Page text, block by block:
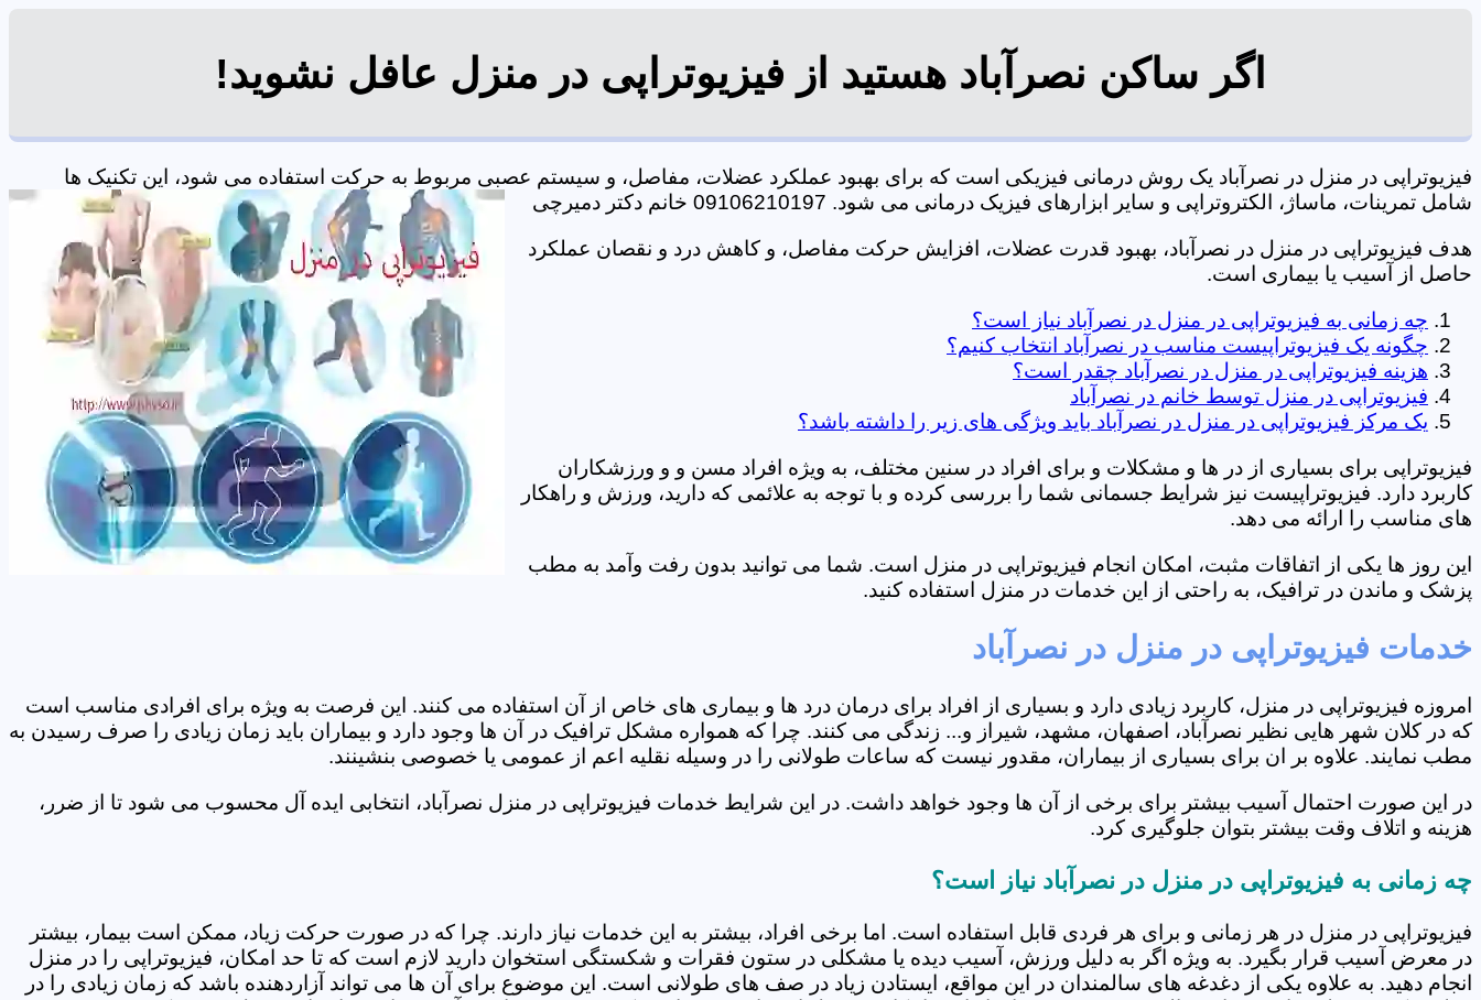
اگر ساکن نصرآباد هستید از فیزیوتراپی در منزل عافل نشوید!
فیزیوتراپی در منزل در نصرآباد یک روش درمانی فیزیکی است که برای بهبود عملکرد عضلات، مفاصل، و سیستم عصبی مربوط به حرکت استفاده می شود، این تکنیک ها
شامل تمرینات، ماساژ، الکتروتراپی و سایر ابزارهای فیزیک درمانی می شود. 09106210197 خانم دکتر دمیرچی
هدف فیزیوتراپی در منزل در نصرآباد، بهبود قدرت عضلات، افزایش حرکت مفاصل، و کاهش درد و نقصان عملکرد
حاصل از آسیب یا بیماری است.
چه زمانی به فیزیوتراپی در منزل در نصرآباد نیاز است؟
چگونه یک فیزیوتراپیست مناسب در نصرآباد انتخاب کنیم؟
هزینه فیزیوتراپی در منزل در نصرآباد چقدر است؟
فیزیوتراپی در منزل توسط خانم در نصرآباد
یک مرکز فیزیوتراپی در منزل در نصرآباد باید ویژگی های زیر را داشته باشد؟
فیزیوتراپی برای بسیاری از در ها و مشکلات و برای افراد در سنین مختلف، به ویژه افراد مسن و و ورزشکاران
کاربرد دارد. فیزیوتراپیست نیز شرایط جسمانی شما را بررسی کرده و با توجه به علائمی که دارید، ورزش و راهکار
های مناسب را ارائه می دهد.
این روز ها یکی از اتفاقات مثبت، امکان انجام فیزیوتراپی در منزل است. شما می توانید بدون رفت وآمد به مطب
پزشک و ماندن در ترافیک، به راحتی از این خدمات در منزل استفاده کنید.
خدمات فیزیوتراپی در منزل در نصرآباد
امروزه فیزیوتراپی در منزل، کاربرد زیادی دارد و بسیاری از افراد برای درمان درد ها و بیماری های خاص از آن استفاده می کنند. این فرصت به ویژه برای افرادی مناسب است
که در کلان شهر هایی نظیر نصرآباد، اصفهان، مشهد، شیراز و... زندگی می کنند. چرا که همواره مشکل ترافیک در آن ها وجود دارد و بیماران باید زمان زیادی را صرف رسیدن به
مطب نمایند. علاوه بر ان برای بسیاری از بیماران، مقدور نیست که ساعات طولانی را در وسیله نقلیه اعم از عمومی یا خصوصی بنشینند.
در این صورت احتمال آسیب بیشتر برای برخی از آن ها وجود خواهد داشت. در این شرایط خدمات فیزیوتراپی در منزل نصرآباد، انتخابی ایده آل محسوب می شود تا از ضرر،
هزینه و اتلاف وقت بیشتر بتوان جلوگیری کرد.
چه زمانی به فیزیوتراپی در منزل در نصرآباد نیاز است؟
فیزیوتراپی در منزل در هر زمانی و برای هر فردی قابل استفاده است. اما برخی افراد، بیشتر به این خدمات نیاز دارند. چرا که در صورت حرکت زیاد، ممکن است بیمار، بیشتر
در معرض آسیب قرار بگیرد. به ویژه اگر به دلیل ورزش، آسیب دیده یا مشکلی در ستون فقرات و شکستگی استخوان دارید لازم است که تا حد امکان، فیزیوتراپی را در منزل
انجام دهید. به علاوه یکی از دغدغه های سالمندان در این مواقع، ایستادن زیاد در صف های طولانی است. این موضوع برای آن ها می تواند آزاردهنده باشد که زمان زیادی را در